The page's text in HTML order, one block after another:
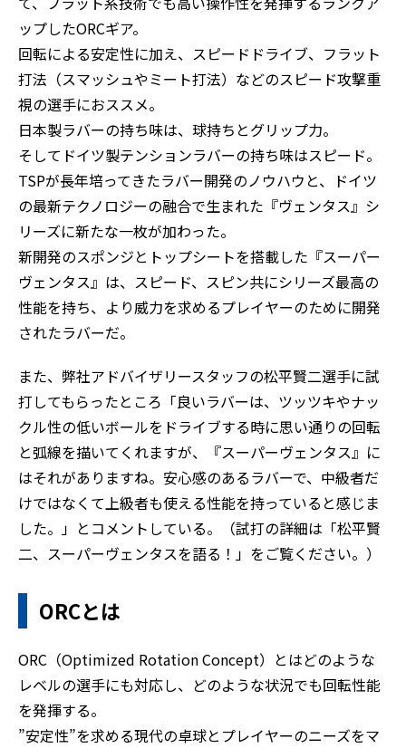
ップしたORCギア。
回転による安定性に加え、スピードドライブ、フラット
打法（スマッシュやミート打法）などのスピード攻撃重
視の選手におススメ。
日本製ラバーの持ち味は、球持ちとグリップ力。
そしてドイツ製テンションラバーの持ち味はスピード。
TSPが長年培ってきたラバー開発のノウハウと、ドイツ
の最新テクノロジーの融合で生まれた『ヴェンタス』シ
リーズに新たな一枚が加わった。
新開発のスポンジとトップシートを搭載した『スーパー
ヴェンタス』は、スピード、スピン共にシリーズ最高の
性能を持ち、より威力を求めるプレイヤーのために開発
されたラバーだ。
また、弊社アドバイザリースタッフの松平賢二選手に試
打してもらったところ「良いラバーは、ツッツキやナッ
クル性の低いボールをドライブする時に思い通りの回転
と弧線を描いてくれますが、『スーパーヴェンタス』に
はそれがありますね。安心感のあるラバーで、中級者だ
けではなくて上級者も使える性能を持っていると感じま
した。」とコメントしている。（試打の詳細は「松平賢
二、スーパーヴェンタスを語る！」をご覧ください。）
ORCとは
ORC（Optimized Rotation Concept）とはどのような
レベルの選手にも対応し、どのような状況でも回転性能
を発揮する。
”安定性”を求める現代の卓球とプレイヤーのニーズをマ